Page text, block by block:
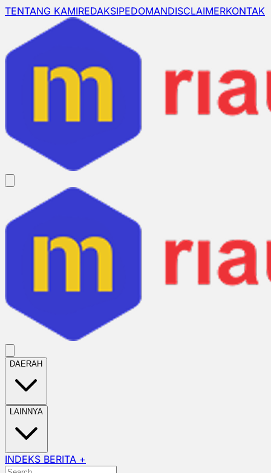
TENTANG KAMIREDAKSIPEDOMANDISCLAIMERKONTAK
DAERAH
LAINNYA
INDEKS BERITA +